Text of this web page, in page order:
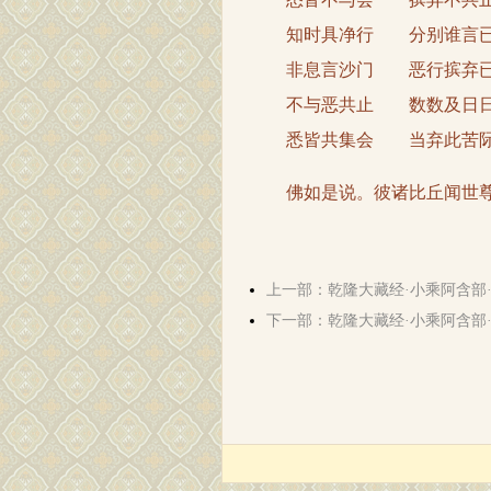
知时具净行 分别谁言
非息言沙门 恶行摈弃
不与恶共止 数数及日
悉皆共集会 当弃此苦
佛如是说。彼诸比丘闻世
上一部：乾隆大藏经·小乘阿含
下一部：乾隆大藏经·小乘阿含